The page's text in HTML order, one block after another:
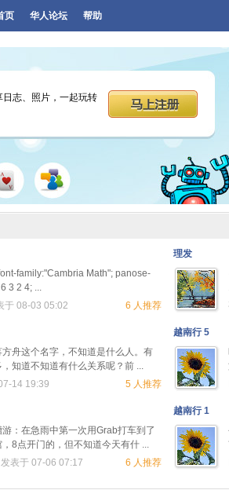
页 华人论坛 帮助
志、照片，一起玩转
family:"Cambria Math"; panose-
3 2 4; ...
6 人推荐
于 08-03 05:02
理发
方舟这个名字，不知道是什么人。有
知道不知道有什么关系呢？前 ...
5 人推荐
14 19:39
越南行 5
：在急雨中第一次用Grab打车到了
8点开门的，但不知道今天有什 ...
6 人推荐
发表于 07-06 07:17
越南行 1